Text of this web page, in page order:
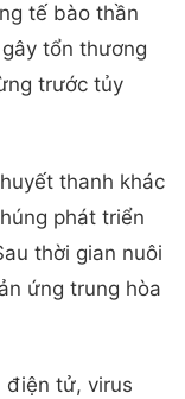
tế bào thần
tổn thương
trước tủy
thanh khác
phát triển
thời gian nuôi
ứng trung hòa
điện tử, virus